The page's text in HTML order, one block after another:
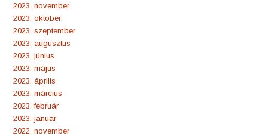
2023. november
2023. október
2023. szeptember
2023. augusztus
2023. június
2023. május
2023. április
2023. március
2023. február
2023. január
2022. november